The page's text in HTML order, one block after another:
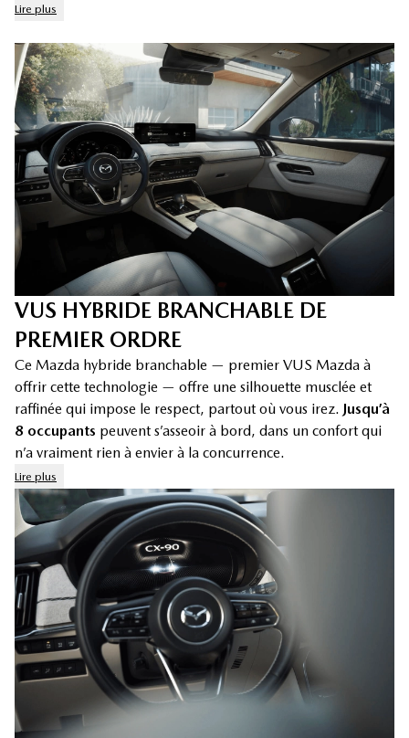
Lire plus
VUS HYBRIDE BRANCHABLE DE
PREMIER ORDRE
Ce Mazda hybride branchable — premier VUS Mazda à
offrir cette technologie — offre une silhouette musclée et
raffinée qui impose le respect, partout où vous irez. Jusqu’à
8 occupants peuvent s’asseoir à bord, dans un confort qui
n’a vraiment rien à envier à la concurrence.
Lire plus